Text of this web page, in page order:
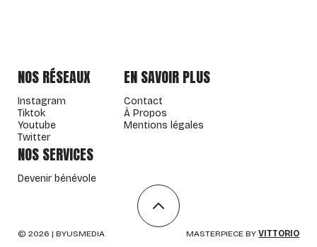
NOS RÉSEAUX
Instagram
Tiktok
Youtube
Twitter
EN SAVOIR PLUS
Contact
À Propos
Mentions légales
NOS SERVICES
Devenir bénévole
© 2026 | BYUSMEDIA MASTERPIECE BY VITTORIO